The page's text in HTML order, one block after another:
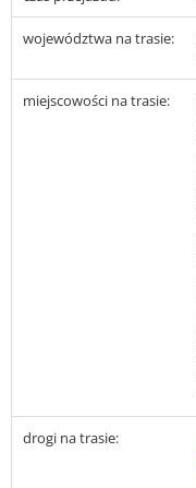
województwa na trasie:
miejscowości na trasie:
drogi na trasie: